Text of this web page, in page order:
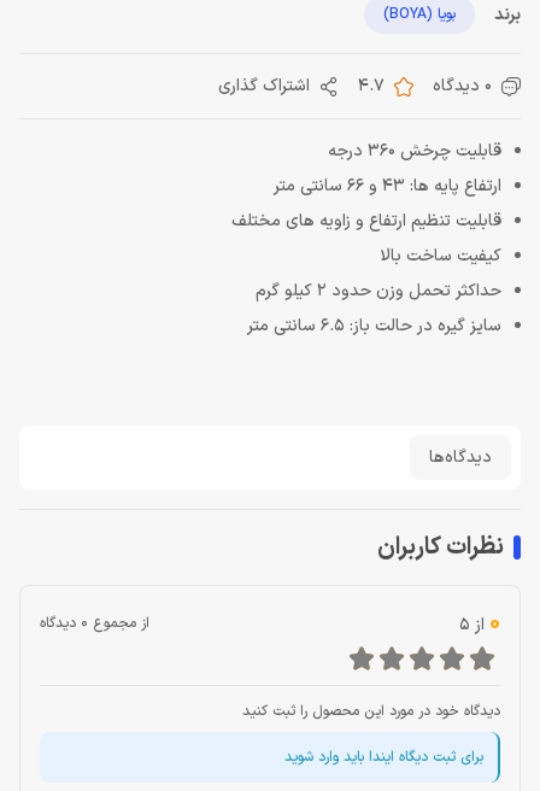
برند بویا (BOYA)
0 دیدگاه 4.7 اشتراک گذاری
قابلیت چرخش 360 درجه
ارتفاع پایه ها: 43 و 66 سانتی متر
قابلیت تنظیم ارتفاع و زاویه های مختلف
کیفیت ساخت بالا
حداکثر تحمل وزن حدود 2 کیلو گرم
سایز گیره در حالت باز: 6.5 سانتی متر
دیدگاه‌ها
نظرات کاربران
0 از 5 از مجموع 0 دیدگاه
دیدگاه خود در مورد این محصول را ثبت کنید
برای ثبت دیگاه ایندا باید وارد شوید